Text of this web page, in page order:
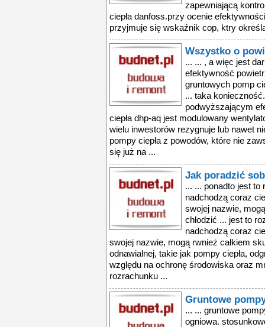
zapewniającą
ciepła danfoss.przy ocenie
przyjmuje się wskaźnik cop, ktry
Wszystko o
... ... , a więc jest
efektywność
gruntowych pomp
... taka
podwyższającym
ciepła dhp-aq jest modulowany
wielu inwestorów rezygnuje lub nawet
pompy ciepła z powodów, które nie
się już na ...
Jak poradzić
... ... ponadto jest to
nadchodzą coraz
swojej nazwie,
chłodzić ... jest to
nadchodzą coraz
swojej nazwie, mogą rwnież całkiem
odnawialnej, takie jak pompy ciepła,
względu na ochronę środowiska oraz
rozrachunku ...
Gruntowe
... ... gruntowe
ogniowa.